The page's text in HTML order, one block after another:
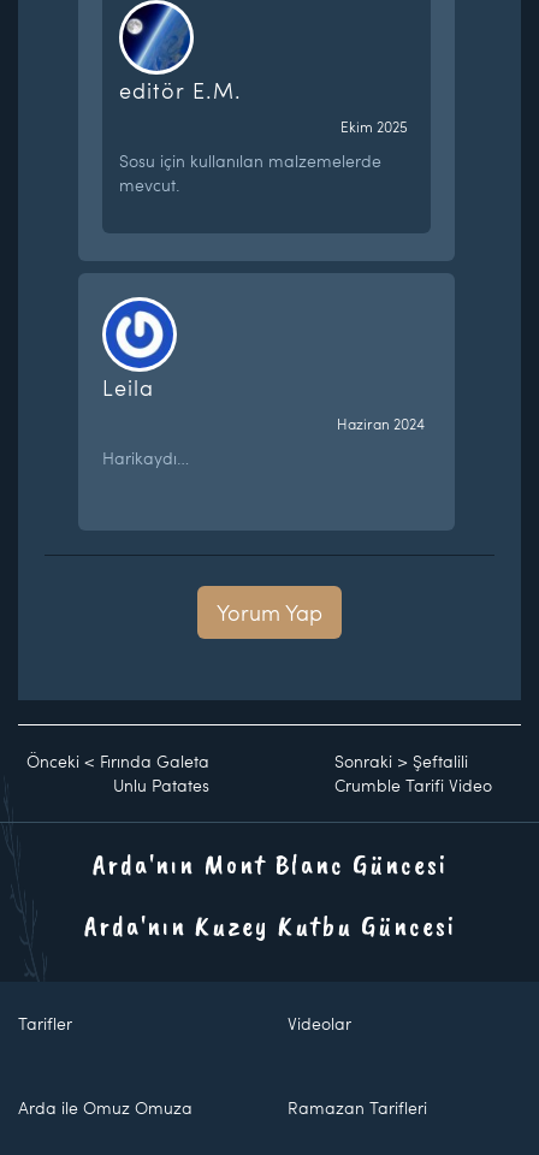
editör E.M.
Ekim 2025
Sosu için kullanılan malzemelerde
mevcut.
Leila
Haziran 2024
Harikaydı…
Yorum Yap
Önceki < Fırında Galeta
Unlu Patates
Sonraki >Şeftalili
Crumble Tarifi Video
Arda'nın Mont Blanc Güncesi
Arda'nın Kuzey Kutbu Güncesi
Tarifler Videolar
Arda ile Omuz Omuza Ramazan Tarifleri